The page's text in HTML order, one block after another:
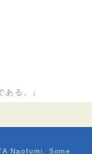
ある。』
Naofumi. Some